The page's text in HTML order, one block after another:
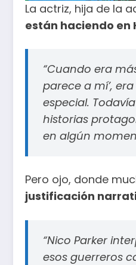
La actriz, hija de la
están haciendo en
“Cuando era
parece a mí’,
especial.
historias
en algún
Pero ojo, donde
justificación
“Nico Parker
esos guerreros